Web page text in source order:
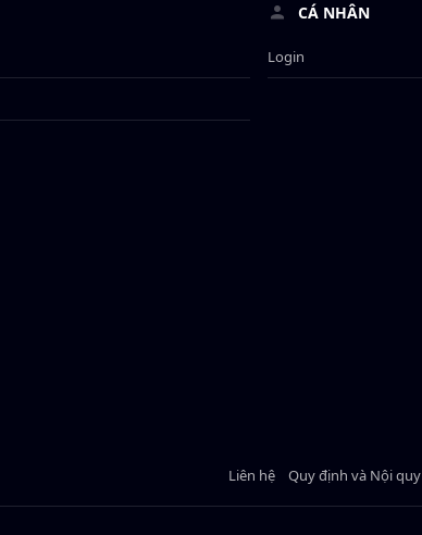
CÁ NHÂN
Login
Liên hệ Quy định và Nội quy